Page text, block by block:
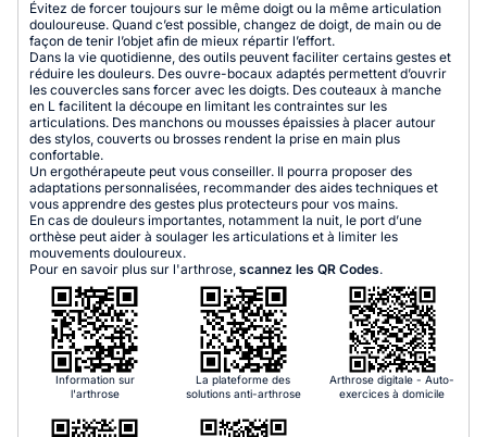
Évitez de forcer toujours sur le même doigt ou la même articulation
douloureuse. Quand c’est possible, changez de doigt, de main ou de
façon de tenir l’objet afin de mieux répartir l’effort.
Dans la vie quotidienne, des outils peuvent faciliter certains gestes et
réduire les douleurs. Des ouvre-bocaux adaptés permettent d’ouvrir
les couvercles sans forcer avec les doigts. Des couteaux à manche
en L facilitent la découpe en limitant les contraintes sur les
articulations. Des manchons ou mousses épaissies à placer autour
des stylos, couverts ou brosses rendent la prise en main plus
confortable.
Un ergothérapeute peut vous conseiller. Il pourra proposer des
adaptations personnalisées, recommander des aides techniques et
vous apprendre des gestes plus protecteurs pour vos mains.
En cas de douleurs importantes, notamment la nuit, le port d’une
orthèse peut aider à soulager les articulations et à limiter les
mouvements douloureux.
Pour en savoir plus sur l'arthrose, scannez les QR Codes.
Information sur
l'arthrose
La plateforme des
solutions anti-arthrose
Arthrose digitale - Auto-
exercices à domicile